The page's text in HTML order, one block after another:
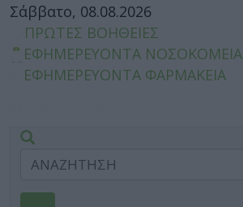
Σάββατο, 08.08.2026
ΠΡΩΤΕΣ ΒΟΗΘΕΙΕΣ
ΕΦΗΜΕΡΕΥΟΝΤΑ ΝΟΣΟΚΟΜΕΙΑ
ΕΦΗΜΕΡΕΥΟΝΤΑ ΦΑΡΜΑΚΕΙΑ